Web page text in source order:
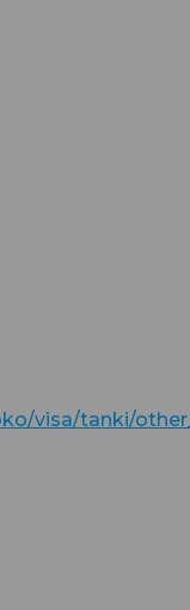
visa/tanki/